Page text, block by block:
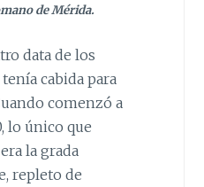
de Mérida.
data de los
cabida para
comenzó a
lo único que
la grada
repleto de